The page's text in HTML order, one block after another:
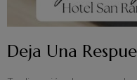
Deja Una